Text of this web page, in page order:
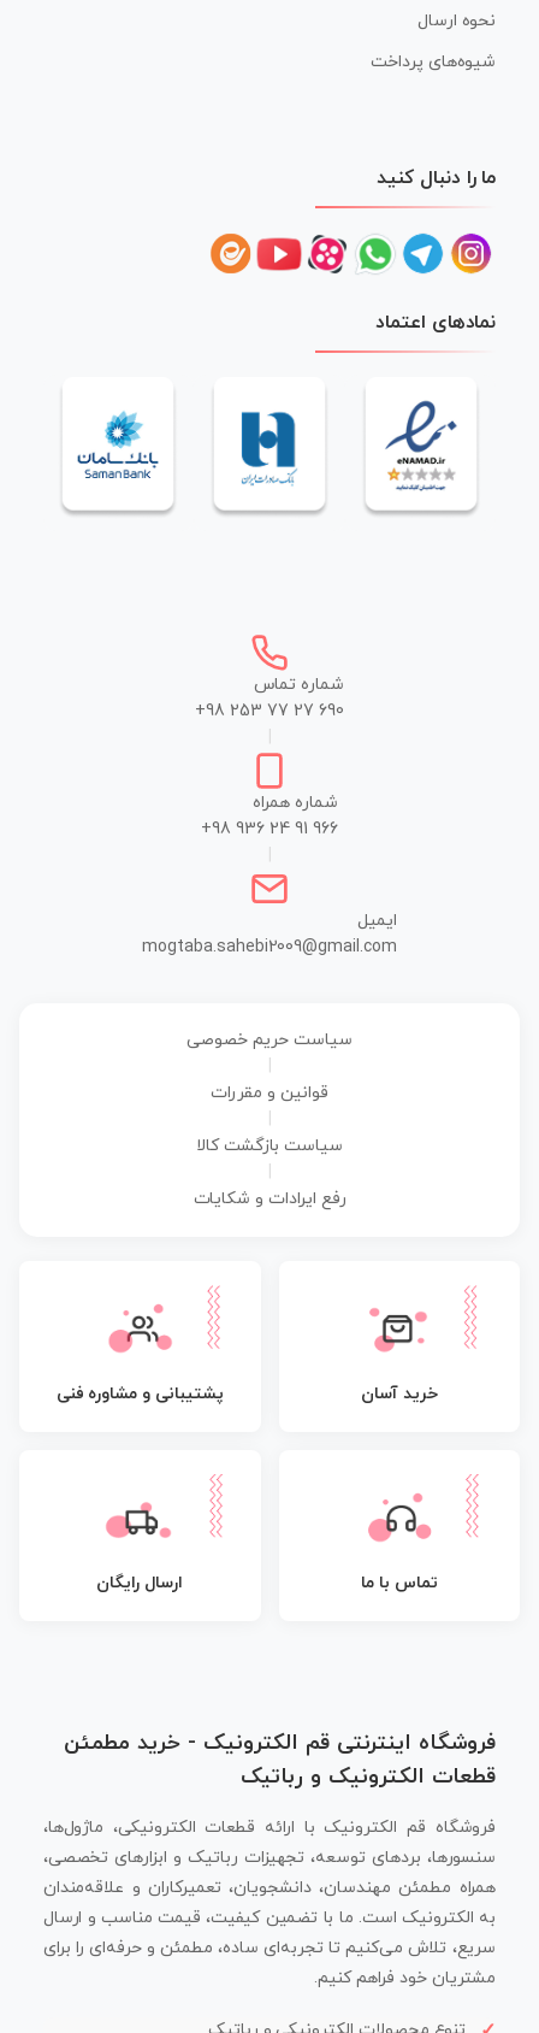
نحوه ارسال
شیوه‌های پرداخت
ما را دنبال کنید
نمادهای اعتماد
شماره تماس
+98 253 77 27 690
شماره همراه
+98 936 24 91 966
ایمیل
mogtaba.sahebi2009@gmail.com
سیاست حریم خصوصی
قوانین و مقررات
سیاست بازگشت کالا
رفع ایرادات و شکایات
خرید آسان پشتیبانی و مشاوره فنی
تماس با ما ارسال رایگان
فروشگاه اینترنتی قم الکترونیک - خرید مطمئن
قطعات الکترونیک و رباتیک
فروشگاه قم الکترونیک با ارائه قطعات الکترونیکی، ماژول‌ها،
سنسورها، بردهای توسعه، تجهیزات رباتیک و ابزارهای تخصصی،
همراه مطمئن مهندسان، دانشجویان، تعمیرکاران و علاقه‌مندان
به الکترونیک است. ما با تضمین کیفیت، قیمت مناسب و ارسال
سریع، تلاش می‌کنیم تا تجربه‌ای ساده، مطمئن و حرفه‌ای را برای
مشتریان خود فراهم کنیم.